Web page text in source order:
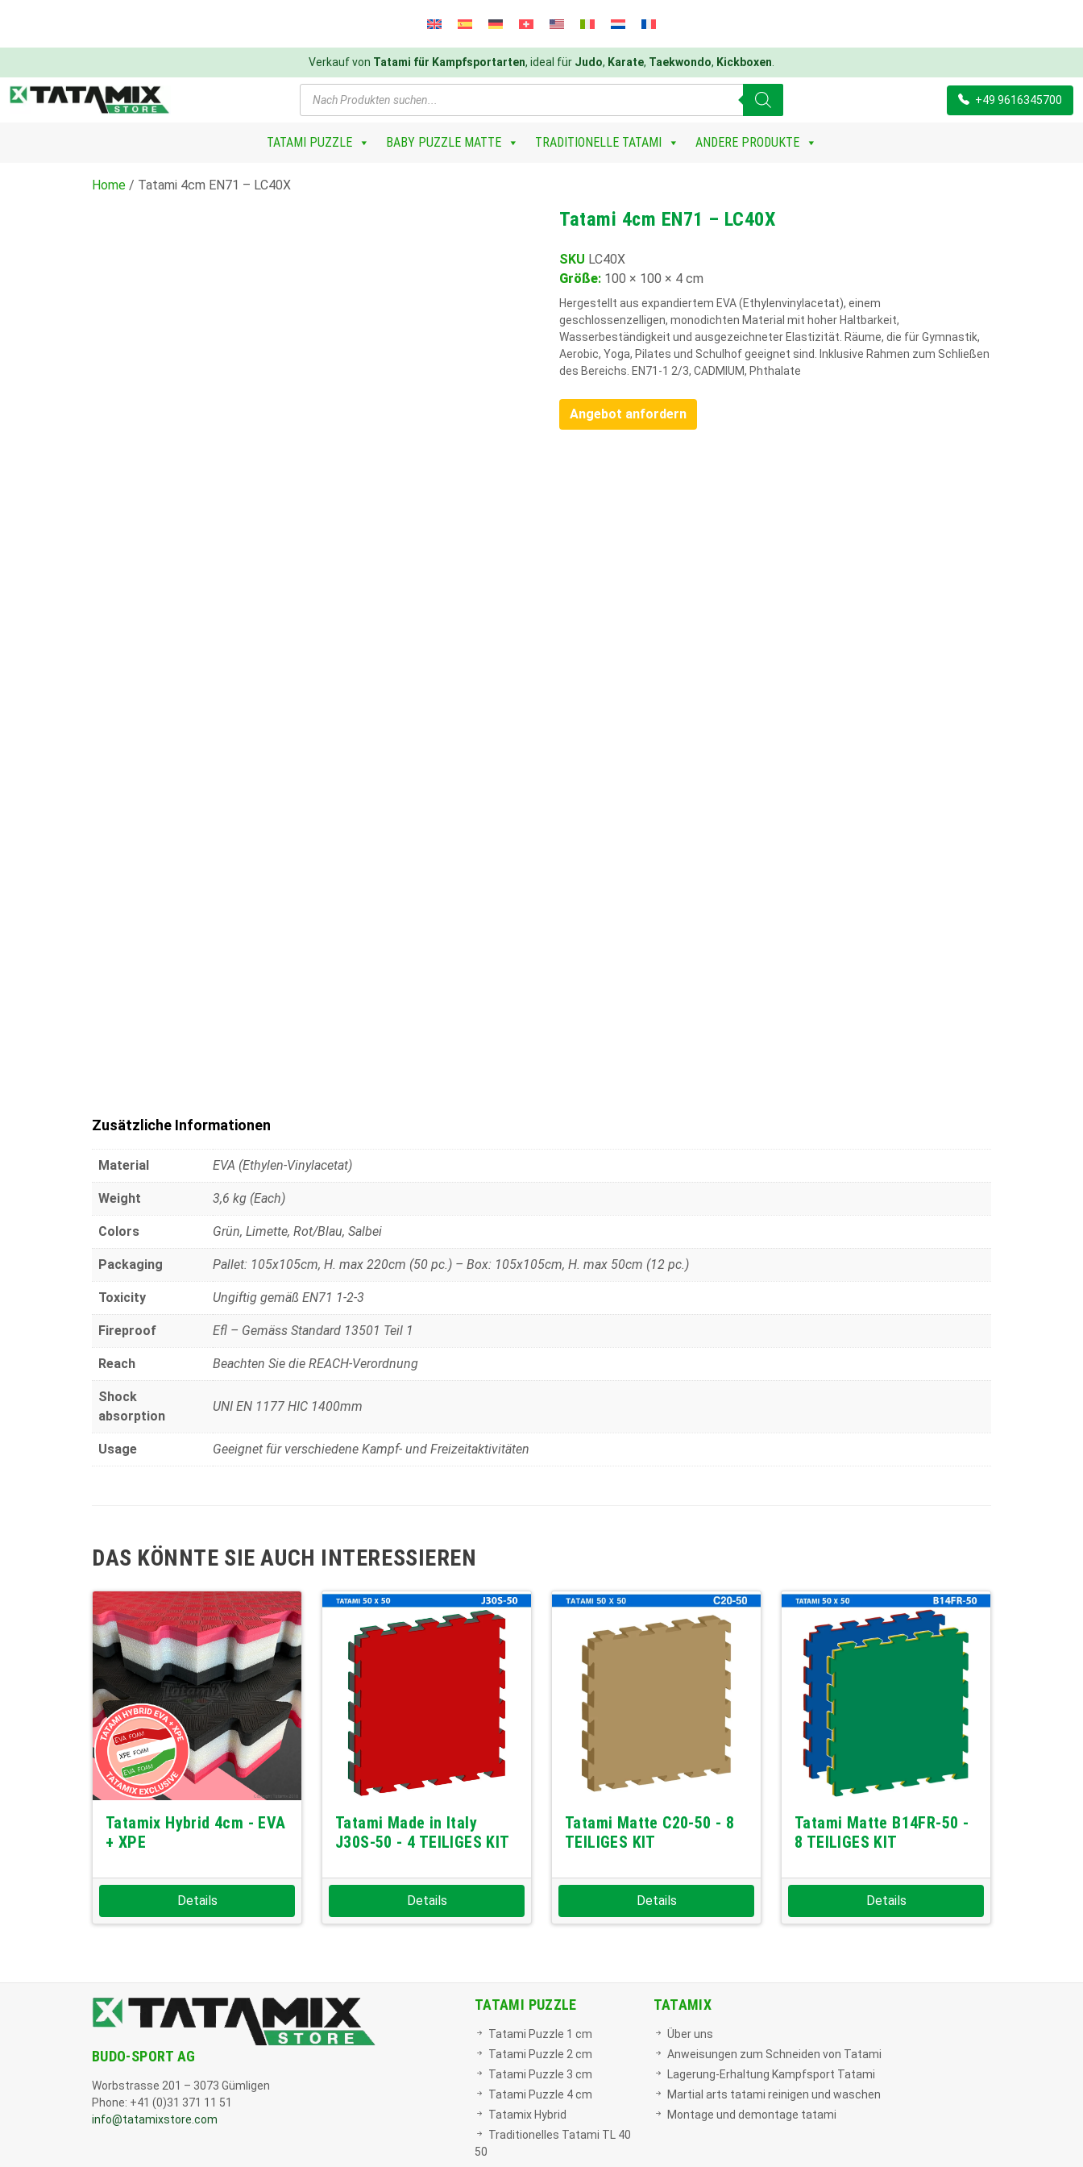
Verkauf von Tatami für Kampfsportarten, ideal für Judo, Karate, Taekwondo, Kickboxen
Products
search
+49 9616345700
TATAMI PUZZLE BABY PUZZLE MATTE TRADITIONELLE TATAMI ANDERE PRODUKTE
Home / Tatami 4cm EN71 – LC40X
Tatami 4cm EN71 – LC40X
SKU LC40X
Größe: 100 × 100 × 4 cm
Hergestellt aus expandiertem EVA (Ethylenvinylacetat), einem
geschlossenzelligen, monodichten Material mit hoher Haltbarkeit,
Wasserbeständigkeit und ausgezeichneter Elastizität. Räume, die für Gymnastik,
Aerobic, Yoga, Pilates und Schulhof geeignet sind. Inklusive Rahmen zum Schließen
des Bereichs. EN71-1 2/3, CADMIUM, Phthalate
Angebot anfordern
Zusätzliche Informationen
Material EVA (Ethylen-Vinylacetat)
Weight 3,6 kg (Each)
Colors Grün, Limette, Rot/Blau, Salbei
Packaging Pallet: 105x105cm, H. max 220cm (50 pc.) – Box: 105x105cm, H. max 50cm (12 pc.)
Toxicity Ungiftig gemäß EN71 1-2-3
Fireproof Efl – Gemäss Standard 13501 Teil 1
Reach Beachten Sie die REACH-Verordnung
Shock
absorption
UNI EN 1177 HIC 1400mm
Usage Geeignet für verschiedene Kampf- und Freizeitaktivitäten
DAS KÖNNTE SIE AUCH INTERESSIEREN
Tatamix Hybrid 4cm - EVA
+ XPE
Details
Tatami Made in Italy
J30S-50 - 4 TEILIGES KIT
Details
Tatami Matte C20-50 - 8
TEILIGES KIT
Details
Tatami Matte B14FR-50 -
8 TEILIGES KIT
Details
BUDO-SPORT AG
Worbstrasse 201 – 3073 Gümligen
Phone: +41 (0)31 371 11 51
info@tatamixstore.com
TATAMI PUZZLE
Tatami Puzzle 1 cm
Tatami Puzzle 2 cm
Tatami Puzzle 3 cm
Tatami Puzzle 4 cm
Tatamix Hybrid
Traditionelles Tatami TL 40
50
TATAMIX
Über uns
Anweisungen zum Schneiden von Tatami
Lagerung-Erhaltung Kampfsport Tatami
Martial arts tatami reinigen und waschen
Montage und demontage tatami